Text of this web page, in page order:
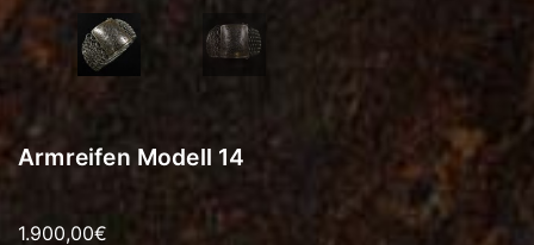
Armreifen Modell 14
1.900,00€